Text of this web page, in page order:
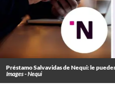
Préstamo Salvavidas de Nequi: le
Images - Nequi